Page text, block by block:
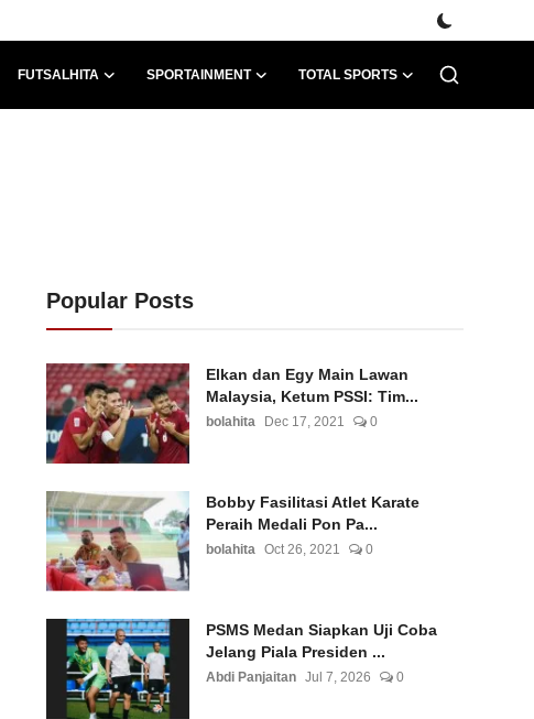
FUTSALHITA SPORTAINMENT TOTAL SPORTS
Popular Posts
Elkan dan Egy Main Lawan
Malaysia, Ketum PSSI: Tim...
bolahita Dec 17, 2021 0
Bobby Fasilitasi Atlet Karate
Peraih Medali Pon Pa...
bolahita Oct 26, 2021 0
PSMS Medan Siapkan Uji Coba
Jelang Piala Presiden ...
Abdi Panjaitan Jul 7, 2026 0